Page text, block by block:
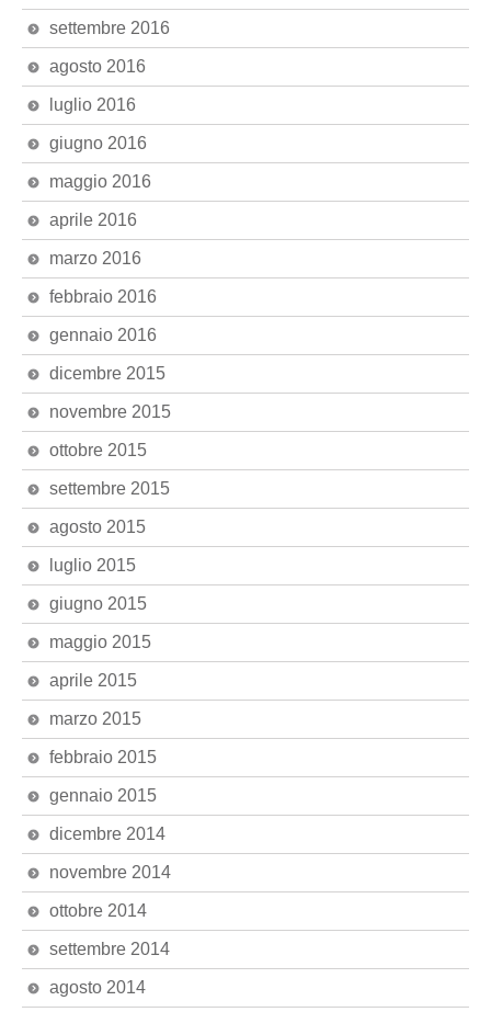
settembre 2016
agosto 2016
luglio 2016
giugno 2016
maggio 2016
aprile 2016
marzo 2016
febbraio 2016
gennaio 2016
dicembre 2015
novembre 2015
ottobre 2015
settembre 2015
agosto 2015
luglio 2015
giugno 2015
maggio 2015
aprile 2015
marzo 2015
febbraio 2015
gennaio 2015
dicembre 2014
novembre 2014
ottobre 2014
settembre 2014
agosto 2014